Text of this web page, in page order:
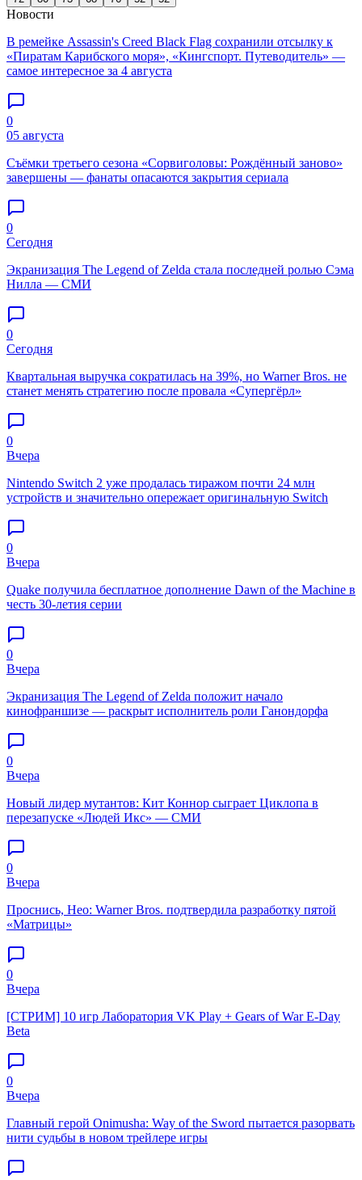
Новости
В ремейке Assassin's Creed Black Flag сохранили отсылку к
«Пиратам Карибского моря», «Кингспорт. Путеводитель» —
самое интересное за 4 августа
0
05 августа
Съёмки третьего сезона «Сорвиголовы: Рождённый заново»
завершены — фанаты опасаются закрытия сериала
0
Сегодня
Экранизация The Legend of Zelda стала последней ролью Сэма
Нилла — СМИ
0
Сегодня
Квартальная выручка сократилась на 39%, но Warner Bros. не
станет менять стратегию после провала «Супергёрл»
0
Вчера
Nintendo Switch 2 уже продалась тиражом почти 24 млн
устройств и значительно опережает оригинальную Switch
0
Вчера
Quake получила бесплатное дополнение Dawn of the Machine в
честь 30-летия серии
0
Вчера
Экранизация The Legend of Zelda положит начало
кинофраншизе — раскрыт исполнитель роли Ганондорфа
0
Вчера
Новый лидер мутантов: Кит Коннор сыграет Циклопа в
перезапуске «Людей Икс» — СМИ
0
Вчера
Проснись, Нео: Warner Bros. подтвердила разработку пятой
«Матрицы»
0
Вчера
[СТРИМ] 10 игр Лаборатория VK Play + Gears of War E-Day
Beta
0
Вчера
Главный герой Onimusha: Way of the Sword пытается разорвать
нити судьбы в новом трейлере игры